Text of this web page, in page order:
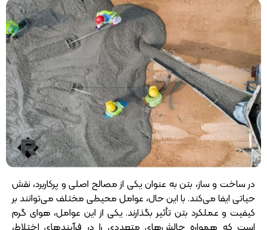
در ساخت و ساز، بتن به عنوان یکی از مصالح اصلی و پرکاربرد، نقش
حیاتی ایفا می‌کند. با این حال، عوامل محیطی مختلف می‌توانند بر
کیفیت و عملکرد بتن تأثیر بگذارند. یکی از این عوامل، هوای گرم